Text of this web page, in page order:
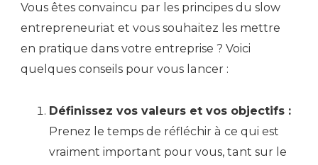
Vous êtes convaincu par les principes du slow
entrepreneuriat et vous souhaitez les mettre
en pratique dans votre entreprise ? Voici
quelques conseils pour vous lancer :
Définissez vos valeurs et vos objectifs :
Prenez le temps de réfléchir à ce qui est
vraiment important pour vous, tant sur le